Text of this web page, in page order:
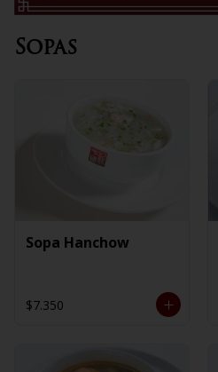
Sopas
Sopa Hanchow
$7.350